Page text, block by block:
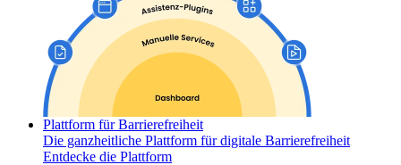
Plattform für Barrierefreiheit
Die ganzheitliche Plattform für digitale Barrierefreiheit
Entdecke die Plattform